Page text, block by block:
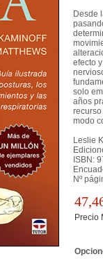
Desde
efecto
solo
años
modo
Leslie
ISBN:
Nº
Precio